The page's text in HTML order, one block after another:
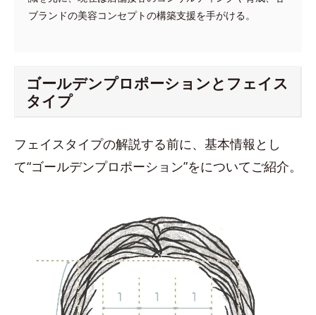
ブランドの美容コンセプトの構築支援を手がける。
ゴールデンプロポーションとフェイス
タイプ
フェイスタイプの解説する前に、基本情報とし
て“ゴールデンプロポーション”をについてご紹介。